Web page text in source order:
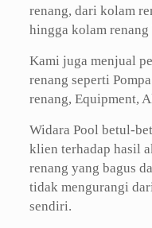
renang, dari kolam
hingga kolam
Kami juga menjual
renang seperti
renang, Equipment,
Widara Pool betul-
klien terhadap hasil
renang yang bagus
tidak mengurangi
sendiri.